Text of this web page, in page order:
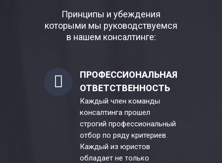
Принципы и убеждения
которыми мы руководствуемся
в нашем консалтинге:
ПРОФЕССИОНАЛЬНАЯ
ОТВЕТСТВЕННОСТЬ
Каждый член команды
консалтинга прошел
строгий профессиональный
отбор по ряду критериев.
Каждый из юристов
обладает не только